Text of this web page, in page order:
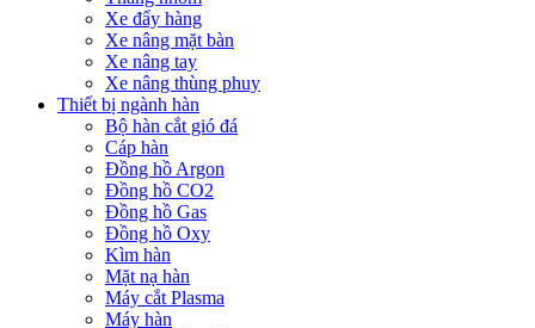
Xe đẩy hàng
Xe nâng mặt bàn
Xe nâng tay
Xe nâng thùng phuy
Thiết bị ngành hàn
Bộ hàn cắt gió đá
Cáp hàn
Đồng hồ Argon
Đồng hồ CO2
Đồng hồ Gas
Đồng hồ Oxy
Kìm hàn
Mặt nạ hàn
Máy cắt Plasma
Máy hàn